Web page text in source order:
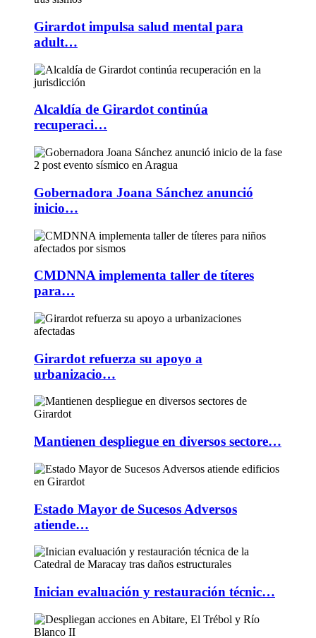
Girardot impulsa salud mental para
adult…
Alcaldía de Girardot continúa
recuperaci…
Gobernadora Joana Sánchez anunció
inicio…
CMDNNA implementa taller de títeres
para…
Girardot refuerza su apoyo a
urbanizacio…
Mantienen despliegue en diversos sectore…
Estado Mayor de Sucesos Adversos
atiende…
Inician evaluación y restauración técnic…